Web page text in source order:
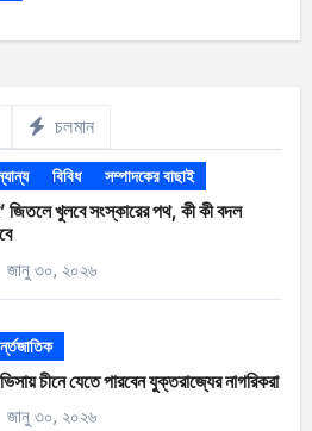
চলমান
বিবিধ সম্পাদকের বাছাই
জিতলে খুলবে সংস্কারের পথ, কী কী বদল
জানু ৩০, ২০২৬
ভিসায় চীনে যেতে পারবেন যুক্তরাজ্যের নাগরিকরা
জানু ৩০, ২০২৬